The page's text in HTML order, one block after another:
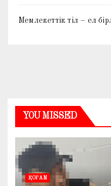
Мемлекеттік тіл – ел
YOU MISSED
ҚОҒАМ